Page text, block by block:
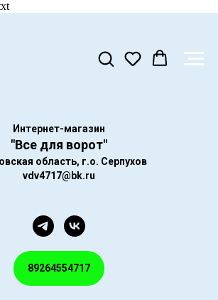
Интернет-магазин
"Все для ворот"
область, г.о. Серпухов
vdv4717@bk.ru
89264554717